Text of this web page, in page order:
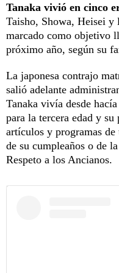
Tanaka vivió en cinco
Taisho, Showa, Heisei y
marcado como objetivo
próximo año, según su
La japonesa contrajo
salió adelante
Tanaka vivía desde
para la tercera edad y su
artículos y programas
de su cumpleaños o de
Respeto a los Ancianos.